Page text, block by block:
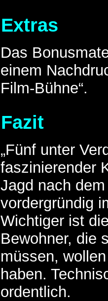
Extras
Das
einem
Film-Bühne“.
Fazit
„Fünf unter
faszinierender
Jagd nach
vordergründig
Wichtiger ist
Bewohner, die
müssen,
haben.
ordentlich.